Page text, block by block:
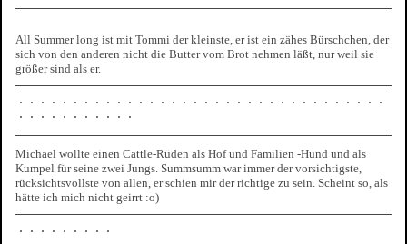
All Summer long ist mit Tommi der kleinste, er ist ein zähes Bürschchen, der
sich von den anderen nicht die Butter vom Brot nehmen läßt, nur weil sie
größer sind als er.
Michael wollte einen Cattle-Rüden als Hof und Familien -Hund und als
Kumpel für seine zwei Jungs. Summsumm war immer der vorsichtigste,
rücksichtsvollste von allen, er schien mir der richtige zu sein. Scheint so, als
hätte ich mich nicht geirrt :o)